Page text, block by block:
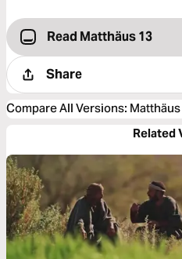
Read Matthäus 13
Share
Compare All Versions:
Related